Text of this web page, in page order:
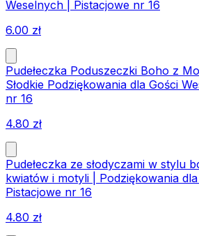
Weselnych | Pistacjowe nr 16
6.00 zł
Pudełeczka Poduszeczki Boho z
Słodkie Podziękowania dla Gości
nr 16
4.80 zł
Pudełeczka ze słodyczami w stylu
kwiatów i motyli | Podziękowania dla
Pistacjowe nr 16
4.80 zł